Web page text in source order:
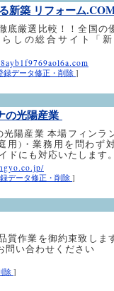
新築 リフォーム
底厳選比較！！全国の
しの総合サイト「
録データ修正・削除 ]
の光陽産業
陽産業 本場フィンラ
用)・業務用を問わず
ドにも対応いたします。
データ修正・削除 ]
質作業を御約束致し
い合わせください
除 ]